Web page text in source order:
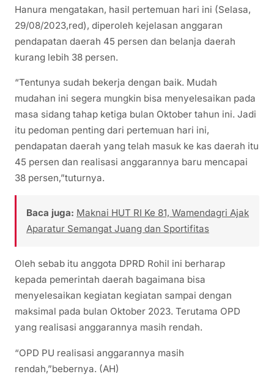
Hanura mengatakan, hasil pertemuan hari ini (Selasa,
29/08/2023,red), diperoleh kejelasan anggaran
pendapatan daerah 45 persen dan belanja daerah
kurang lebih 38 persen.
“Tentunya sudah bekerja dengan baik. Mudah
mudahan ini segera mungkin bisa menyelesaikan pada
masa sidang tahap ketiga bulan Oktober tahun ini. Jadi
itu pedoman penting dari pertemuan hari ini,
pendapatan daerah yang telah masuk ke kas daerah itu
45 persen dan realisasi anggarannya baru mencapai
38 persen,”tuturnya.
Baca juga: Maknai HUT RI Ke 81, Wamendagri Ajak
Aparatur Semangat Juang dan Sportifitas
Oleh sebab itu anggota DPRD Rohil ini berharap
kepada pemerintah daerah bagaimana bisa
menyelesaikan kegiatan kegiatan sampai dengan
maksimal pada bulan Oktober 2023. Terutama OPD
yang realisasi anggarannya masih rendah.
“OPD PU realisasi anggarannya masih
rendah,”bebernya. (AH)